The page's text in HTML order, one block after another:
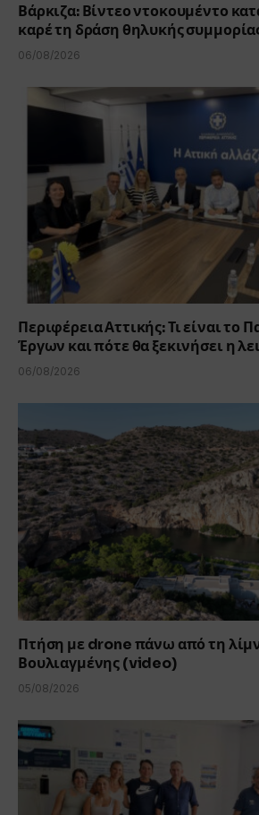
Βάρκιζα: Βίντεο ντοκουμέντο
καρέ τη δράση θηλυκής
06/08/2026
Περιφέρεια Αττικής: Τι είναι το
Έργων και πότε θα ξεκινήσει η
06/08/2026
Πτήση με drone πάνω από τη
Βουλιαγμένης (video)
05/08/2026